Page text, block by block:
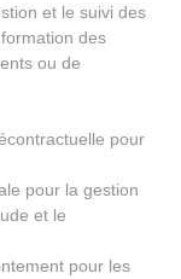
et le suivi des
des
ou de
pour
pour la gestion
et le
pour les